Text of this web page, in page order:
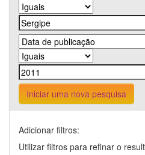
Iniciar uma nova pesquisa
Adicionar filtros:
Utilizar filtros para refinar o